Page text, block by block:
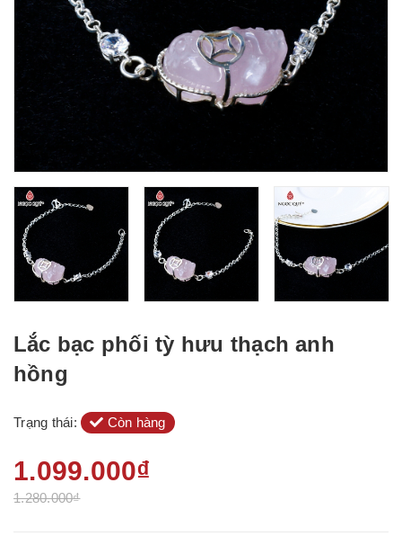
Lắc bạc phối tỳ hưu thạch anh
hồng
Trạng thái: Còn hàng
1.099.000₫
1.280.000₫